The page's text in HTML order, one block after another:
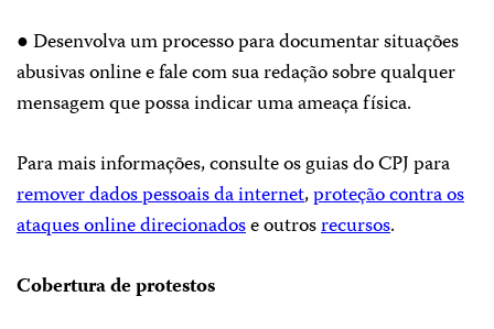
● Desenvolva um processo para documentar situações
abusivas online e fale com sua redação sobre qualquer
mensagem que possa indicar uma ameaça física.
Para mais informações, consulte os guias do CPJ para
remover dados pessoais da internet,proteção contra os
ataques online direcionadose outrosrecursos.
Cobertura de protestos